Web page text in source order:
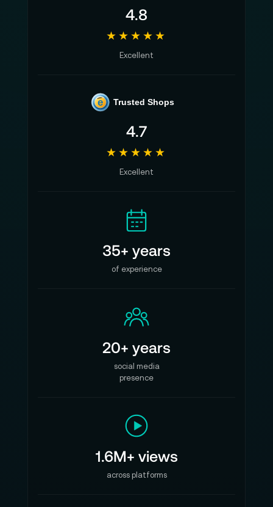
4.8
★★★★★
Excellent
e Trusted Shops
4.7
★★★★★
Excellent
35+ years
of experience
20+ years
social media
presence
1.6M+ views
across platforms